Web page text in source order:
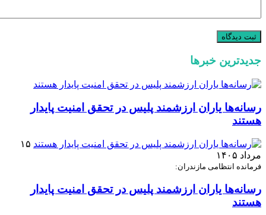
جدیدترین خبرها
رسانه‌ها یاران ارزشمند پلیس در تحقق امنیت پایدار
هستند
۱۵
مرداد ۱۴۰۵
فرمانده انتظامی مازندران:
رسانه‌ها یاران ارزشمند پلیس در تحقق امنیت پایدار
هستند